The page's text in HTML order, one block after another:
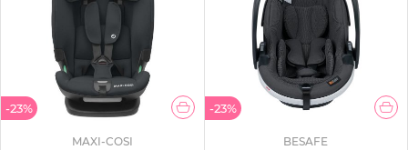
-23%
MAXI-COSI
-23%
BESAFE